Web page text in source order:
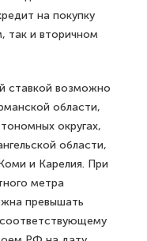
на покупку
так и вторичном
ставкой возможно
области,
округах,
области,
и Карелия. При
метра
превышать